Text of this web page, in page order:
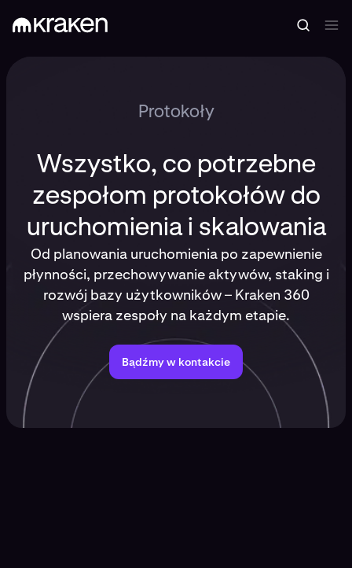
Protokoły
Wszystko, co potrzebne
zespołom protokołów do
uruchomienia i skalowania
Od planowania uruchomienia po zapewnienie
płynności, przechowywanie aktywów, staking i
rozwój bazy użytkowników – Kraken 360
wspiera zespoły na każdym etapie.
Bądźmy w kontakcie